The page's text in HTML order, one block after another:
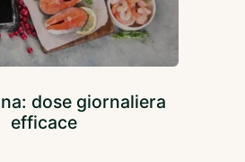
dose giornaliera
efficace